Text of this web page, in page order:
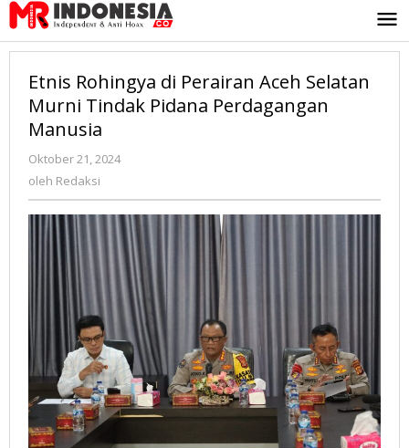
Lewati
ke
konten
Etnis Rohingya di Perairan Aceh Selatan
Murni Tindak Pidana Perdagangan
Manusia
Oktober 21, 2024
oleh Redaksi